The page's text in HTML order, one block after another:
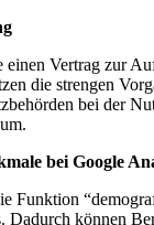
Vertrag zur
die strengen
bei der
bei Google
Funktion
Dadurch können